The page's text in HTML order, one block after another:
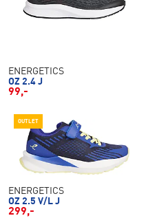
ENERGETICS
OZ 2.4 J
99,-
OUTLET
ENERGETICS
OZ 2.5 V/L J
299,-